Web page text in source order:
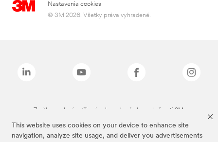
This website uses cookies on your device to enhance site
navigation, analyze site usage, and deliver you advertisements
Nastavenia cookies
© 3M 2026. Všetky práva vyhradené.
Značky uvedené vyššie sú ochranné známky spoločnosti 3M.